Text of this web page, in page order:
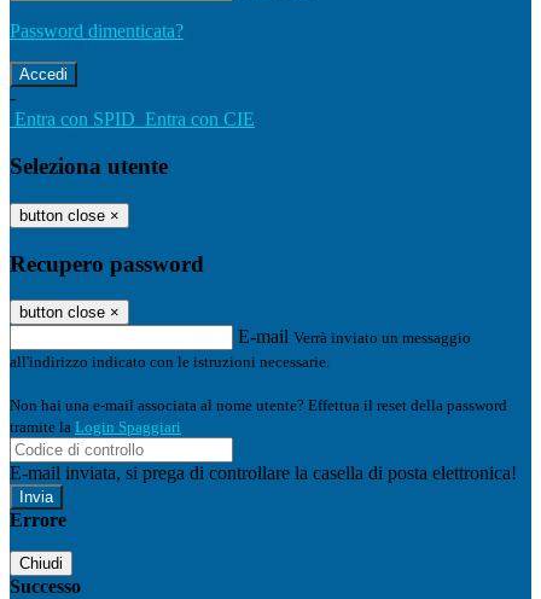
Password dimenticata?
-
Entra con SPID Entra con CIE
Seleziona utente
button close ×
Recupero password
button close ×
E-mail Verrà inviato un messaggio
all'indirizzo indicato con le istruzioni necessarie.
Non hai una e-mail associata al nome utente? Effettua il reset della password
tramite la Login Spaggiari
E-mail inviata, si prega di controllare la casella di posta elettronica!
Errore
Chiudi
Successo